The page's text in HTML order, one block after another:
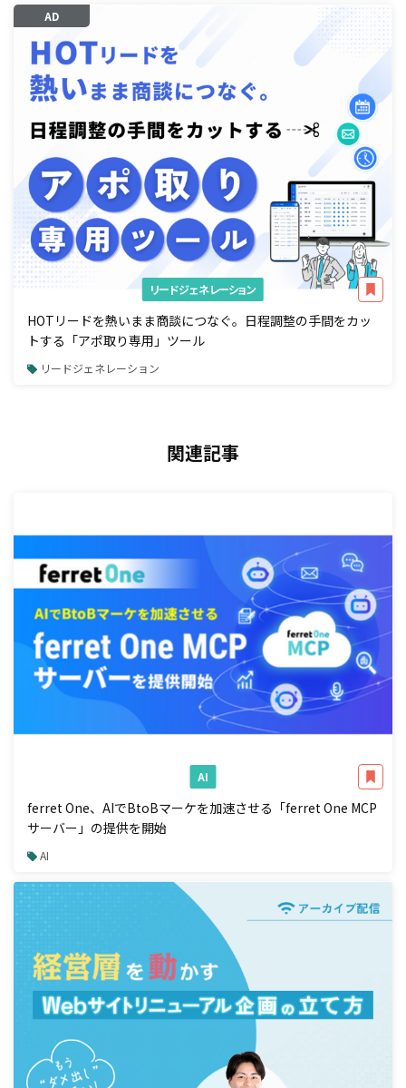
AD
リードジェネレーション
HOTリードを熱いまま商談につなぐ。日程調整の手間をカッ
トする「アポ取り専用」ツール
リードジェネレーション
関連記事
AI
ferret One、AIでBtoBマーケを加速させる「ferret One MCP
サーバー」の提供を開始
AI